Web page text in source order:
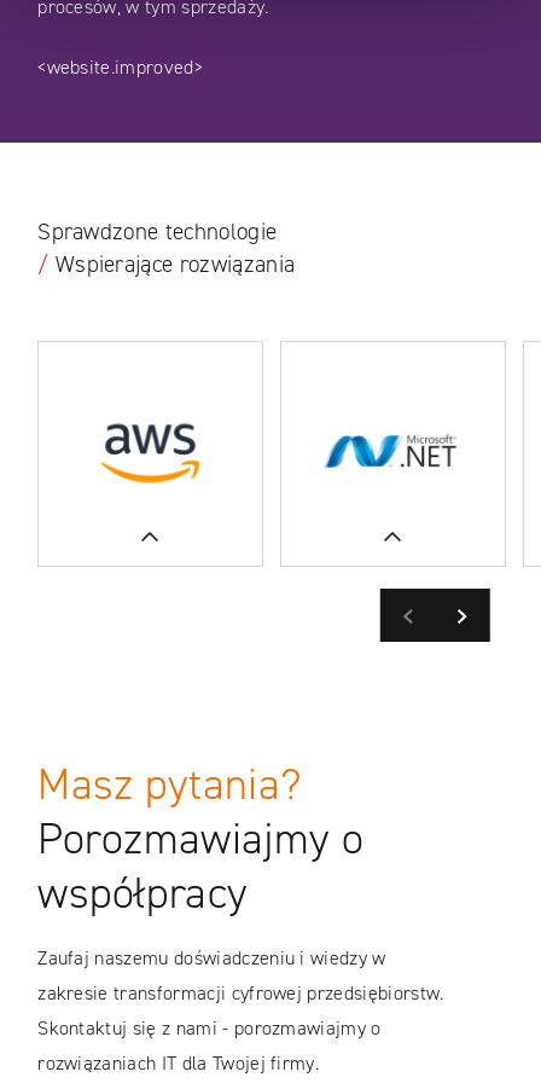
procesów, w tym sprzedaży.
<website.improved>
Sprawdzone technologie
/ Wspierające rozwiązania
Previous
CASE STUDIES
Masz pytania?
Porozmawiajmy o
współpracy
Zaufaj naszemu doświadczeniu i wiedzy w
zakresie transformacji cyfrowej przedsiębiorstw.
Skontaktuj się z nami - porozmawiajmy o
rozwiązaniach IT dla Twojej firmy.